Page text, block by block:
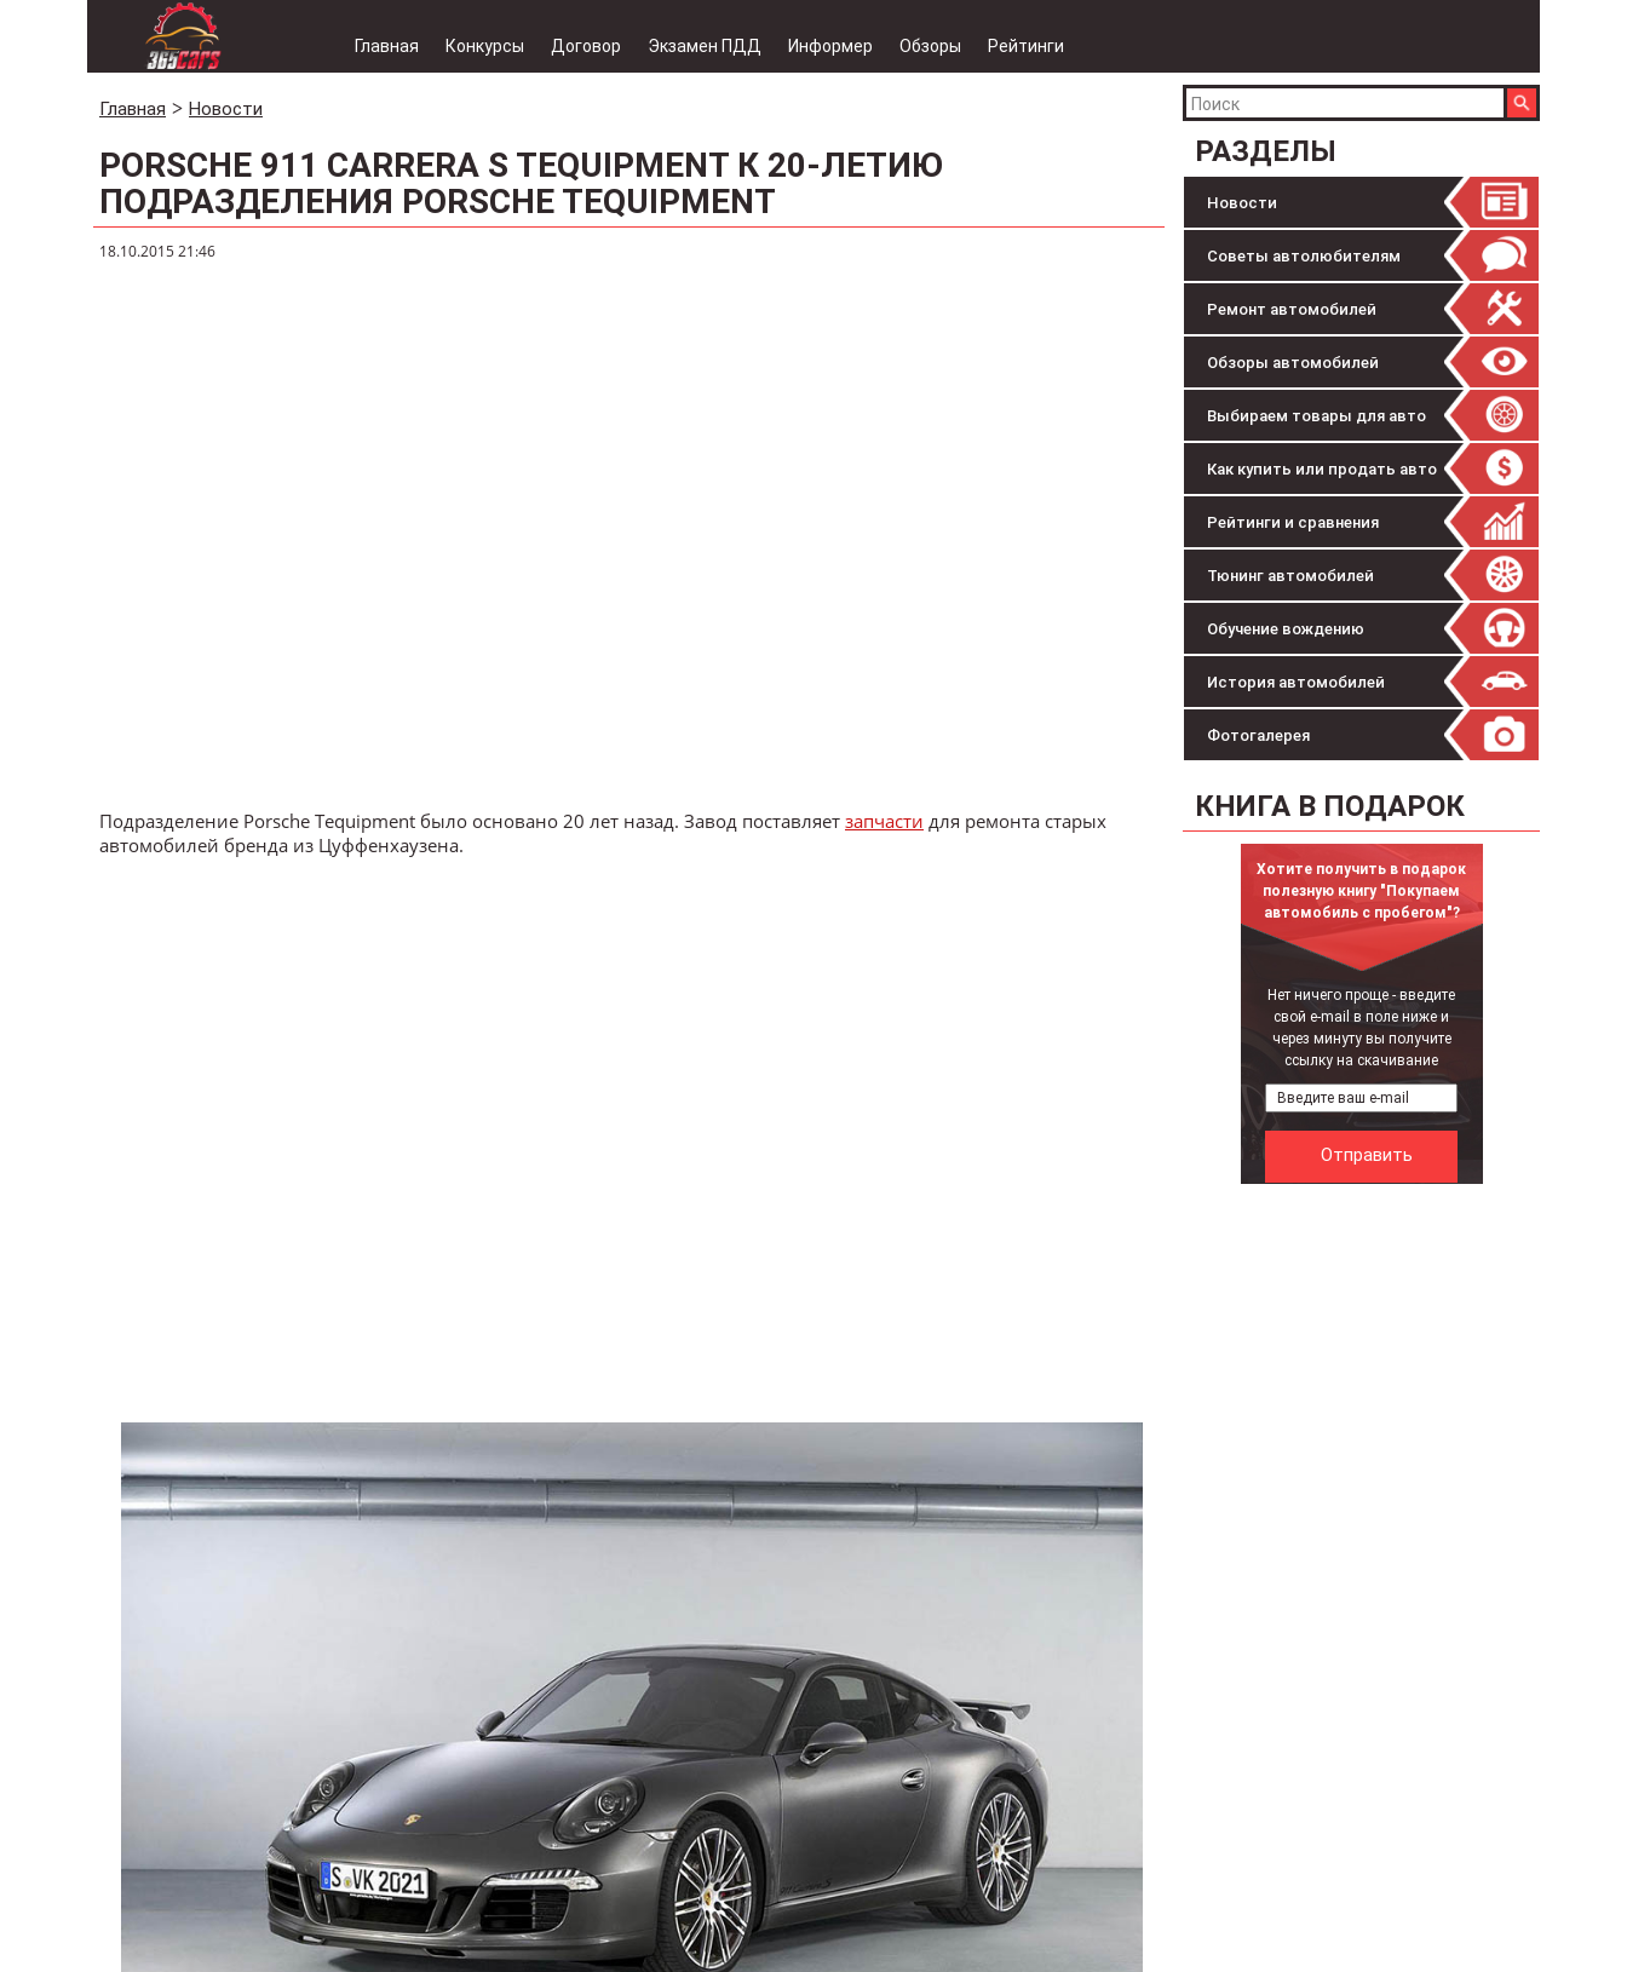
Главная Конкурсы Договор Экзамен ПДД Информер Обзоры Рейтинги
РАЗДЕЛЫ
Новости
Советы автолюбителям
Ремонт автомобилей
Обзоры автомобилей
Выбираем товары для авто
Как купить или продать авто
Рейтинги и сравнения
Тюнинг автомобилей
Обучение вождению
История автомобилей
Фотогалерея
КНИГА В ПОДАРОК
Хотите получить в подарок
полезную книгу "Покупаем
автомобиль с пробегом"?
Нет ничего проще - введите
свой e-mail в поле ниже и
через минуту вы получите
ссылку на скачивание
Главная Новости
PORSCHE 911 CARRERA S TEQUIPMENT К 20-ЛЕТИЮ
ПОДРАЗДЕЛЕНИЯ PORSCHE TEQUIPMENT
18.10.2015 21:46
Подразделение Porsche Tequipment было основано 20 лет назад. Завод поставляет запчасти для ремонта старых
автомобилей бренда из Цуффенхаузена.